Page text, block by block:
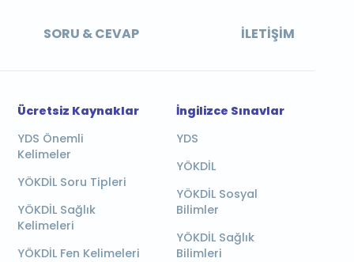
SORU & CEVAP İLETIŞIM
Ücretsiz Kaynaklar
YDS Önemli
Kelimeler
YÖKDİL Soru Tipleri
YÖKDİL Sağlık
Kelimeleri
YÖKDİL Fen Kelimeleri
İngilizce Sınavlar
YDS
YÖKDİL
YÖKDİL Sosyal
Bilimler
YÖKDİL Sağlık
Bilimleri